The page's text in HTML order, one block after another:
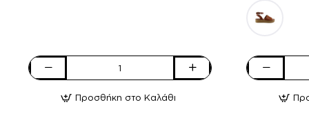
Act
ΓυναικείαΠροσθήκη στο Καλάθι
Milanos
Πέδιλα